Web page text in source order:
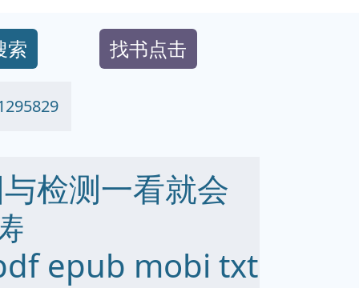
索 找书点击
检测一看就会
epub mobi txt